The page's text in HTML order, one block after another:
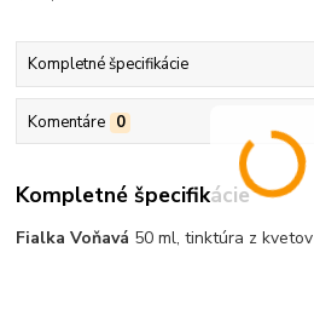
Kompletné špecifikácie
Komentáre 0
Kompletné špecifikácie
Fialka Voňavá 50 ml, tinktúra z kvetov